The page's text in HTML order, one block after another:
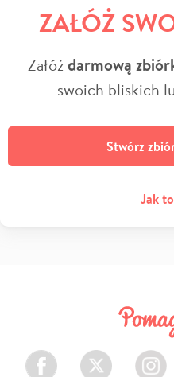
ZAŁÓŻ
Załóżdarmową
swoich bliskich
Stwórz
Jak
Facebook Twitter